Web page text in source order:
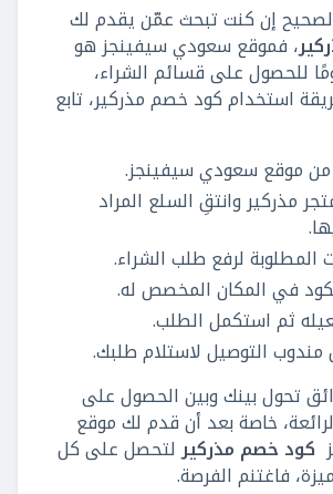
إن كنت تبحث عمّن يقدم لك
، فموقع سعودي سيفينجز هو
للحصول على قسائم الشراء،
استخدام كود خصم مذركير، تابع
من موقع سعودي سيفينجز.
مذركير وانتقِ السلع المراد
المطلوبة لرفع طلب الشراء.
في المكان المخصص له.
ثم استكمل الطلب.
مندوب التوصيل لاستلام طلبك.
تحول بينك وبين الحصول على
خاصة بعد أن قدم لك موقع
كود خصم مذركيرلتحصل على كل
فاغتنم الفرصة.